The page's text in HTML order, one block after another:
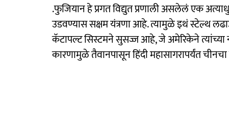
.फुजियान हे प्रगत विद्युत प्रणाली असलेलं एक
उडवण्यास सक्षम यंत्रणा आहे. त्यामुळे इथं स्टेल्थ
कॅटापल्ट सिस्टमने सुसज्ज आहे, जे अमेरिकेने त्यांच्या
कारणामुळे तैवानपासून हिंदी महासागरापर्यंत